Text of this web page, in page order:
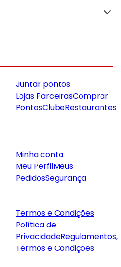
Juntar pontos
Lojas ParceirasComprar
PontosClubeRestaurantes
Minha conta
Meu PerfilMeus
PedidosSegurança
Termos e Condições
Política de
PrivacidadeRegulamentos,
Termos e Condições